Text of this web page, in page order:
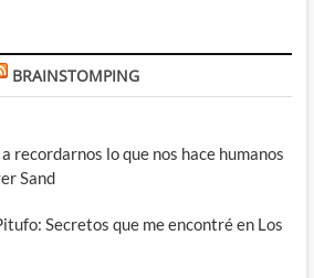
BRAINSTOMPING
recordarnos lo que nos hace humanos
Sand
Secretos que me encontré en Los